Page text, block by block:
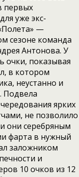
первых
уже экс-
—
сезоне команда
Антонова. У
очки, показывая
в котором
неустанно и
Подвела
ярких
не позволило
они серебряным
фарта в нужный
заложником
и
10 очков из 12